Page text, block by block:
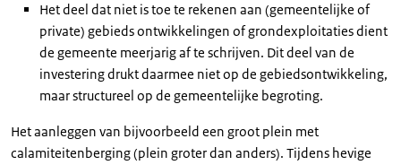
Het deel dat niet is toe te rekenen aan (gemeentelijke of
private) gebieds ontwikkelingen of grondexploitaties dient
de gemeente meerjarig af te schrijven. Dit deel van de
investering drukt daarmee niet op de gebiedsontwikkeling,
maar structureel op de gemeentelijke begroting.
Het aanleggen van bijvoorbeeld een groot plein met
calamiteitenberging (plein groter dan anders). Tijdens hevige